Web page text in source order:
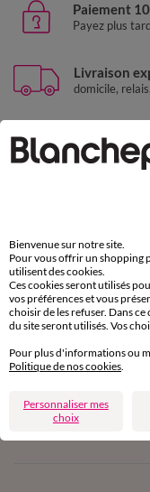
Paiement
Payez plus
Livraison
domicile,
Retours
sous 30 jours
en vous
conditions
Bienvenue sur notre site.
Pour vous offrir un shopping
utilisent des cookies.
Ces cookies seront utilisés
vos préférences et vous
choisir de les refuser. Dans
du site seront utilisés. Vos
Pour plus d'informations ou
Politique de nos cookies
Personnaliser mes
choix